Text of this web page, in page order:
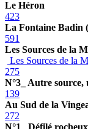
Le Héron
423
La Fontaine Badin
591
Les Sources de la
Les Sources de la
275
N°3_ Autre
139
Au Sud de la
272
N°1_ Défilé